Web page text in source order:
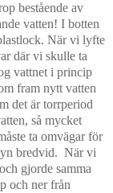
bestående av
vatten! I botten
När vi lyfte
där vi skulle ta
vattnet i princip
fram nytt vatten
det är torrperiod
så mycket
ta omvägar för
bredvid. När vi
gjorde samma
och ner från